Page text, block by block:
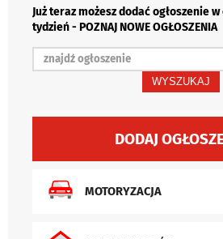
Już teraz możesz dodać ogłoszenie
tydzień - POZNAJ NOWE OGŁOSZENIA
WYSZUKAJ
DODAJ
MOTORYZACJA